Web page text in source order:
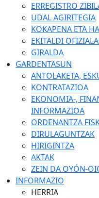
ERREGISTRO
UDAL AGIRITEGIA
KOKAPENA ETA
EKITALDI
GIRALDA
GARDENTASUN
ANTOLAKETA,
KONTRATAZIOA
EKONOMIA-,
INFORMAZIOA
ORDENANTZA
DIRULAGUNTZAK
HIRIGINTZA
AKTAK
ZEIN DA OYÓN-
INFORMAZIO
HERRIA